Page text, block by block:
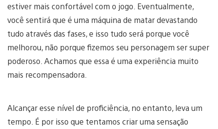
estiver mais confortável com o jogo. Eventualmente,
você sentirá que é uma máquina de matar devastando
tudo através das fases, e isso tudo será porque você
melhorou, não porque fizemos seu personagem ser super
poderoso. Achamos que essa é uma experiência muito
mais recompensadora.
Alcançar esse nível de proficiência, no entanto, leva um
tempo. É por isso que tentamos criar uma sensação